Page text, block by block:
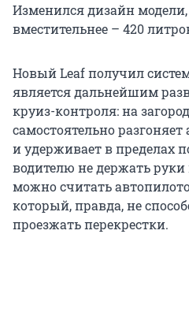
Изменился дизайн
вместительнее – 420
Новый Leaf получил
является дальнейшим
круиз-контроля: на
самостоятельно
и удерживает в пределах
водителю не держать руки
можно считать
который, правда, не
проезжать перекрестки.